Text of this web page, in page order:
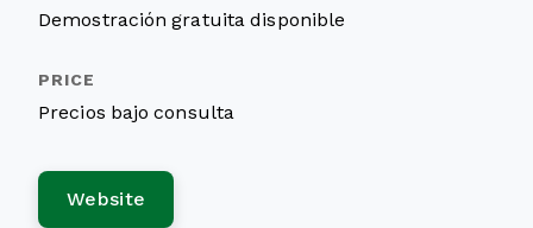
Demostración gratuita disponible
Precios bajo consulta
Website